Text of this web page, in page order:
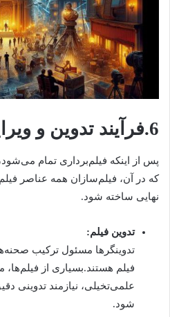
6.فرآیند تدوین و ویرایش نهایی
پس از اینکه فیلم‌برداری تمام
که در آن، فیلم‌سازان همه عناصر فیلم
نهایی ساخته شود.
تدوین فیلم:
تدوینگرها مسئول ترکیب
فیلم هستند.بسیاری از
علمی‌تخیلی، نیازمند تدوینی
شود.